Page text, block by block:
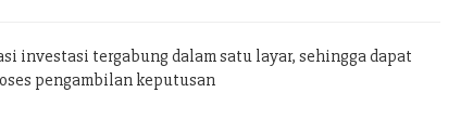
investasi tergabung dalam satu layar, sehingga dapat
pengambilan keputusan